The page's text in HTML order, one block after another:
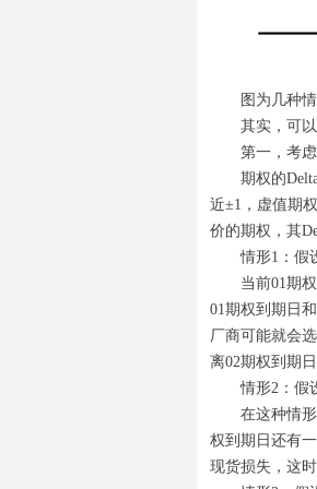
图为几种
其实，可
第一，考
期权的
近±1，虚值期
价的期权，其
情形1：假
当前01期
01期权到期日
厂商可能就会
离02期权到期
情形2：假
在这种情
权到期日还有
现货损失，这